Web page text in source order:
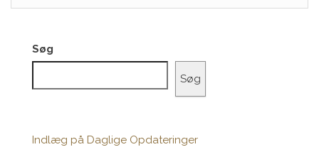
Søg
Søg
Indlæg på Daglige Opdateringer